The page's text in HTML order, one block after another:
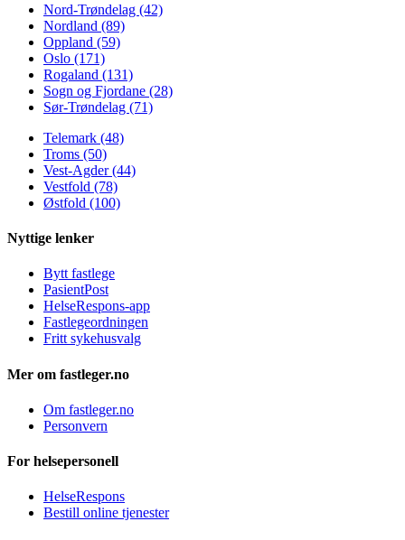
Nord-Trøndelag (42)
Nordland (89)
Oppland (59)
Oslo (171)
Rogaland (131)
Sogn og Fjordane (28)
Sør-Trøndelag (71)
Telemark (48)
Troms (50)
Vest-Agder (44)
Vestfold (78)
Østfold (100)
Nyttige lenker
Bytt fastlege
PasientPost
HelseRespons-app
Fastlegeordningen
Fritt sykehusvalg
Mer om fastleger.no
Om fastleger.no
Personvern
For helsepersonell
HelseRespons
Bestill online tjenester